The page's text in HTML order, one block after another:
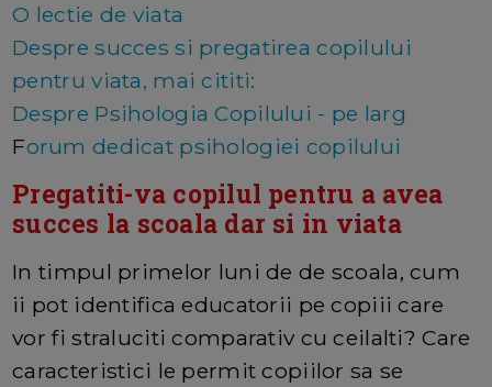
O lectie de viata
Despre succes si pregatirea copilului
pentru viata, mai cititi:
Despre Psihologia Copilului - pe larg
Forum dedicat psihologiei copilului
Pregatiti-va copilul pentru a avea
succes la scoala dar si in viata
In timpul primelor luni de de scoala, cum
ii pot identifica educatorii pe copiii care
vor fi straluciti comparativ cu ceilalti? Care
caracteristici le permit copiilor sa se